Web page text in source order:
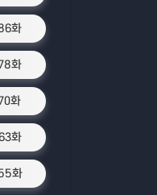
화
화
화
화
화